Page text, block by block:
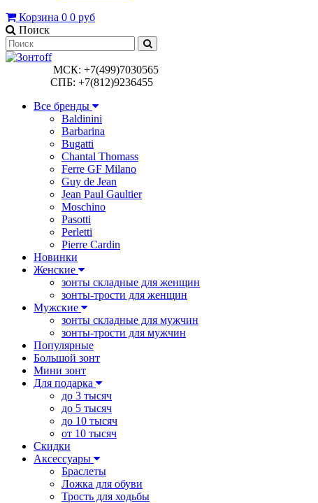
Корзина 0 0 руб
Поиск
МСК: +7(499)7030565
СПБ: +7(812)9236455
Все бренды
Baldinini
Barbarina
Bugatti
Chantal Thomass
Ferre GF Milano
Guy de Jean
Jean Paul Gaultier
Moschino
Pasotti
Perletti
Pierre Cardin
Новинки
Женские
зонты складные для женщин
зонты-трости для женщин
Мужские
зонты складные для мужчин
зонты-трости для мужчин
Популярные
Большой зонт
Мини зонт
Для подарка
до 3 тысяч
до 5 тысяч
до 10 тысяч
от 10 тысяч
Скидки
Аксессуары
Браслеты
Ложка для обуви
Трость для ходьбы